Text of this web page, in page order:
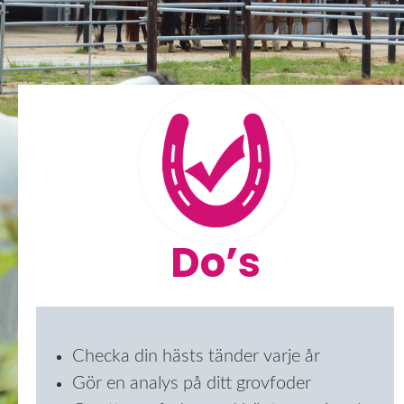
Do’s
Checka din hästs tänder varje år
Gör en analys på ditt grovfoder